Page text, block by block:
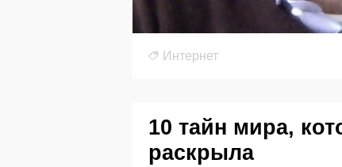
Интернет
10 тайн мира,
раскрыла